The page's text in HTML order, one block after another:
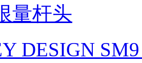
DESIGN